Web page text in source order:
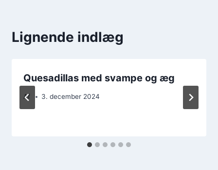
Lignende indlæg
Quesadillas med svampe og æg
Af 3. december 2024